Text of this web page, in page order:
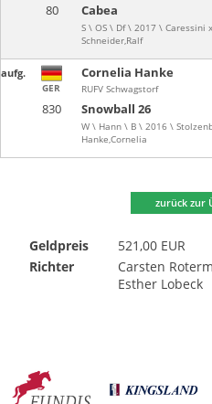
80 Cabea
S \ OS \ Df \ 2017 \ Caressini
Schneider,Ralf
aufg.
830 Snowball 26
W \ Hann \ B \ 2016 \
Hanke,Cornelia
GER
Cornelia Hanke
RUFV Schwagstorf
zurück zur
Geldpreis
521,00 EUR
Richter
Carsten
Esther Lobeck